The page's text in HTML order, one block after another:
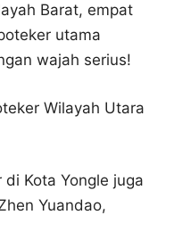
Barat, empat
utama
wajah serius!
Wilayah Utara
Kota Yongle juga
Yuandao,